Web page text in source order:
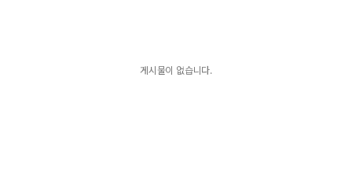
게시물이 없습니다.